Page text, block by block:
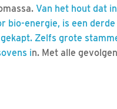
Van het hout dat
bio-energie, is een
Zelfs grote
in. Met alle